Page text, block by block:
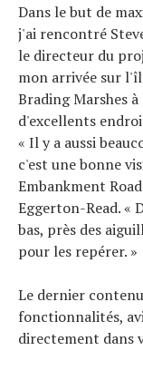
Dans le but de
j'ai rencontré
le directeur du
mon arrivée sur
Brading Marshes
d'excellents
« Il y a aussi
c'est une bonne
Embankment
Eggerton-Read. «
bas, près des
pour les repérer. »
Le dernier
fonctionnalités,
directement dans